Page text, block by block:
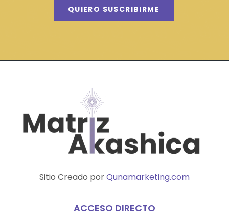
QUIERO SUSCRIBIRME
Sitio Creado porQunamarketing.com
ACCESO DIRECTO